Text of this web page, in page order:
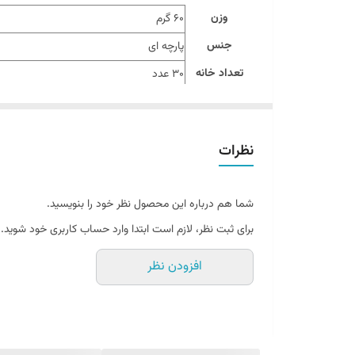
وزن
60 گرم
جنس
پارچه ای
تعداد خانه
30 عدد
نظرات
شما هم درباره این محصول نظر خود را بنویسید.
برای ثبت نظر، لازم است ابتدا وارد حساب کاربری خود شوید.
افزودن نظر